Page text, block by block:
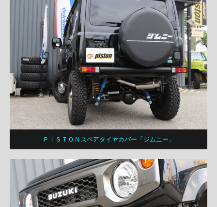
ＰＩＳＴＯＮスペアタイヤカバー「ジムニー」